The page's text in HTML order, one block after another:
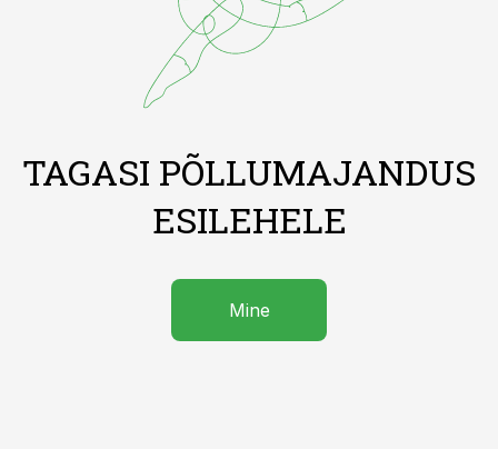
TAGASI PÕLLUMAJANDUS
ESILEHELE
Mine